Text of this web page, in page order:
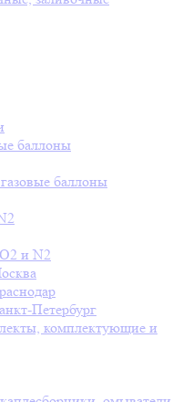
баллоны
баллоны
и N2
Петербург
комплектующие и